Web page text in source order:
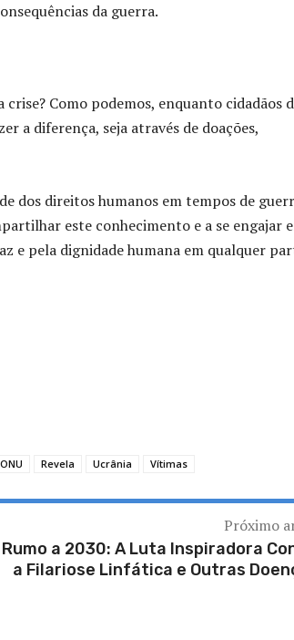
da guerra.
Como podemos, enquanto cidadãos
a diferença, seja através de doações,
dos direitos humanos em tempos de
este conhecimento e a se engajar
e pela dignidade humana em qualquer
ONU Revela Ucrânia Vítimas
Próximo
a 2030: A Luta Inspiradora
a Filariose Linfática e Outras